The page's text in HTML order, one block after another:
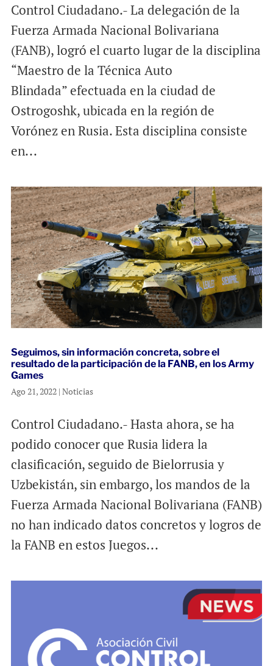
Control Ciudadano.- La delegación de la
Fuerza Armada Nacional Bolivariana
(FANB), logró el cuarto lugar de la disciplina
“Maestro de la Técnica Auto
Blindada” efectuada en la ciudad de
Ostrogoshk, ubicada en la región de
Vorónez en Rusia. Esta disciplina consiste
en...
Seguimos, sin información concreta, sobre el
resultado de la participación de la FANB, en los Army
Games
Ago 21, 2022| Noticias
Control Ciudadano.- Hasta ahora, se ha
podido conocer que Rusia lidera la
clasificación, seguido de Bielorrusia y
Uzbekistán, sin embargo, los mandos de la
Fuerza Armada Nacional Bolivariana (FANB)
no han indicado datos concretos y logros de
la FANB en estos Juegos...